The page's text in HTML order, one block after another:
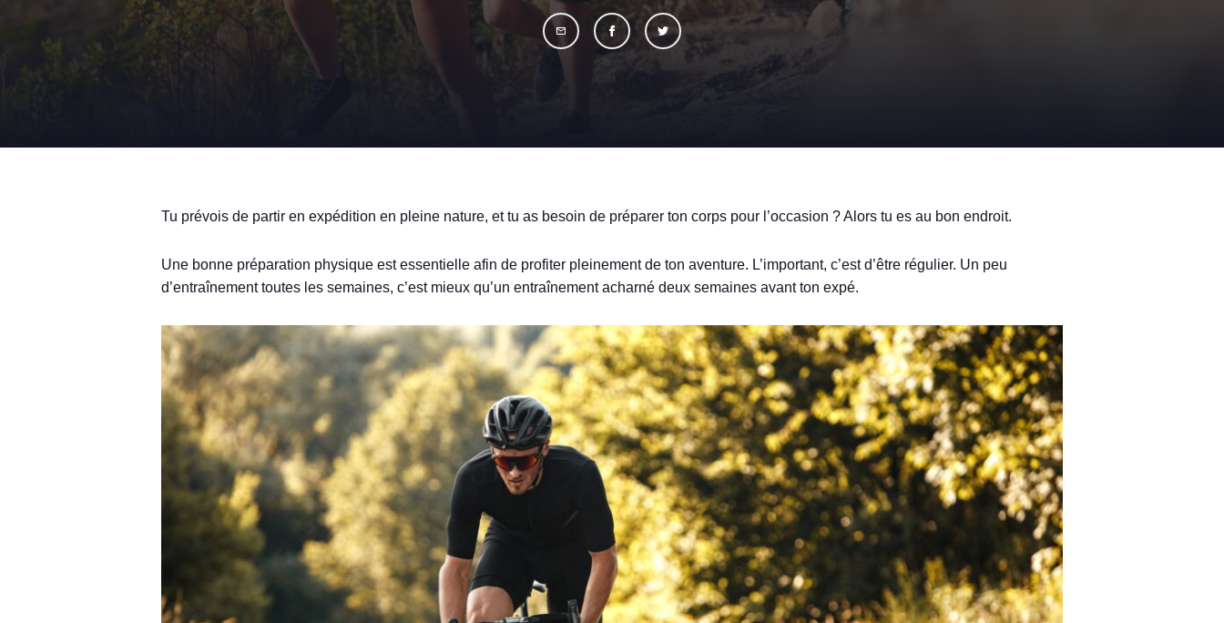
Tu prévois de partir en expédition en pleine nature, et tu as besoin de préparer ton corps pour l’occasion ? Alors tu es au bon endroit.
Une bonne préparation physique est essentielle afin de profiter pleinement de ton aventure. L’important, c’est d’être régulier. Un peu
d’entraînement toutes les semaines, c’est mieux qu’un entraînement acharné deux semaines avant ton expé.